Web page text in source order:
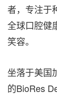
者，专注于
全球口腔健
笑容。
坐落于美国
的BioRes